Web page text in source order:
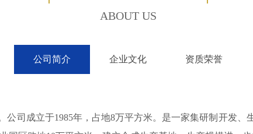
ABOUT US
公司简介 企业文化 资质荣誉
成立于1985年，占地8万平方米。是一家集研制开发、